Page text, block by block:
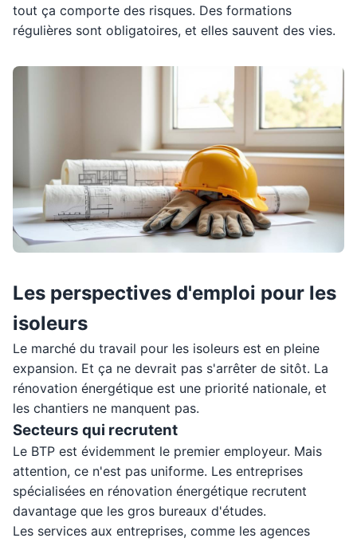
tout ça comporte des risques. Des formations
régulières sont obligatoires, et elles sauvent des vies.
Les perspectives d'emploi pour les
isoleurs
Le marché du travail pour les isoleurs est en pleine
expansion. Et ça ne devrait pas s'arrêter de sitôt. La
rénovation énergétique est une priorité nationale, et
les chantiers ne manquent pas.
Secteurs qui recrutent
Le BTP est évidemment le premier employeur. Mais
attention, ce n'est pas uniforme. Les entreprises
spécialisées en rénovation énergétique recrutent
davantage que les gros bureaux d'études.
Les services aux entreprises, comme les agences